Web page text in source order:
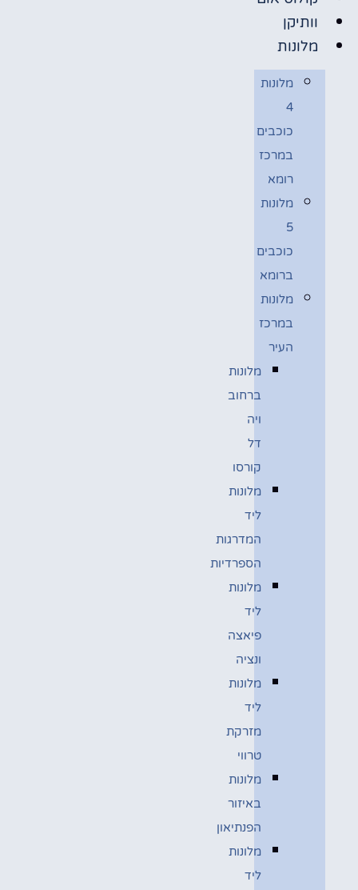
וותיקן
מלונות
מלונות
4
כוכבים
במרכז
רומא
מלונות
5
כוכבים
ברומא
מלונות
במרכז
העיר
מלונות
ברחוב
ויה
דל
קורסו
מלונות
ליד
המדרגות
הספרדיות
מלונות
ליד
פיאצה
ונציה
מלונות
ליד
מזרקת
טרווי
מלונות
באיזור
הפנתיאון
מלונות
ליד